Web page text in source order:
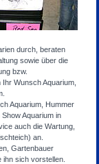
durch, beraten
sowie über die
bzw.
Wunsch Aquarium,
Aquarium, Hummer
Aquarium in
auch die Wartung,
an.
Gartenbauer
sich vorstellen.